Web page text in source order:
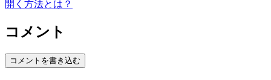
開く方法とは？
コメント
コメントを書き込む